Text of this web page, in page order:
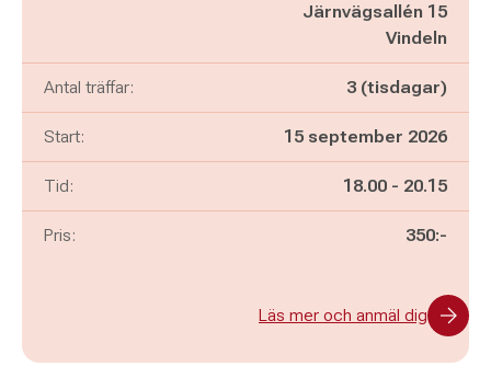
Järnvägsallén 15
Vindeln
Antal träffar: 3 (tisdagar)
Start: 15 september 2026
Tid: Pågår mellan
18.00 - och
20.15
Pris: 350:-
Läs mer och anmäl dig